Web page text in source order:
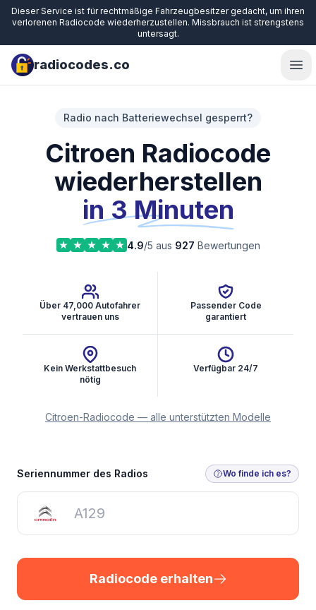
Dieser Service ist für rechtmäßige Fahrzeugbesitzer gedacht, um ihren
verlorenen Radiocode wiederherzustellen. Missbrauch ist strengstens
untersagt.
radiocodes.co
Radio nach Batteriewechsel gesperrt?
Citroen Radiocode
wiederherstellen
in 3 Minuten
4.9/5 aus 927 Bewertungen
Über 47,000 Autofahrer
vertrauen uns
Passender Code
garantiert
Kein Werkstattbesuch
nötig
Verfügbar 24/7
Citroen-Radiocode — alle unterstützten Modelle
Radiocode erhalten
Seriennummer des Radios Wo finde ich es?
Radiocode erhalten